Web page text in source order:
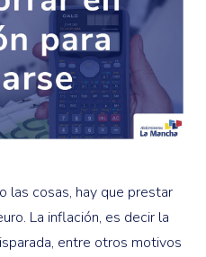
las cosas, hay que prestar
La inflación, es decir la
entre otros motivos